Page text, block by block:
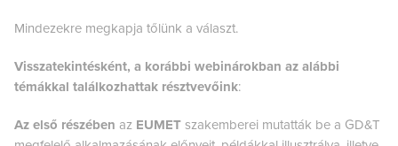
Mindezekre megkapja tőlünk a választ.
Visszatekintésként, a korábbi webinárokban az alábbi
témákkal találkozhattak résztvevőink:
Az első részében az EUMET szakemberei mutatták be a GD&T